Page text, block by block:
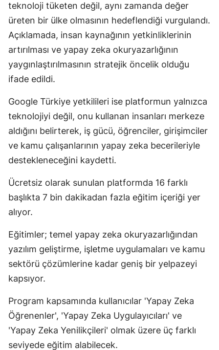
teknoloji tüketen değil, aynı zamanda değer
üreten bir ülke olmasının hedeflendiği vurgulandı.
Açıklamada, insan kaynağının yetkinliklerinin
artırılması ve yapay zeka okuryazarlığının
yaygınlaştırılmasının stratejik öncelik olduğu
ifade edildi.
Google Türkiye yetkilileri ise platformun yalnızca
teknolojiyi değil, onu kullanan insanları merkeze
aldığını belirterek, iş gücü, öğrenciler, girişimciler
ve kamu çalışanlarının yapay zeka becerileriyle
destekleneceğini kaydetti.
Ücretsiz olarak sunulan platformda 16 farklı
başlıkta 7 bin dakikadan fazla eğitim içeriği yer
alıyor.
Eğitimler; temel yapay zeka okuryazarlığından
yazılım geliştirme, işletme uygulamaları ve kamu
sektörü çözümlerine kadar geniş bir yelpazeyi
kapsıyor.
Program kapsamında kullanıcılar 'Yapay Zeka
Öğrenenler', 'Yapay Zeka Uygulayıcıları' ve
'Yapay Zeka Yenilikçileri' olmak üzere üç farklı
seviyede eğitim alabilecek.